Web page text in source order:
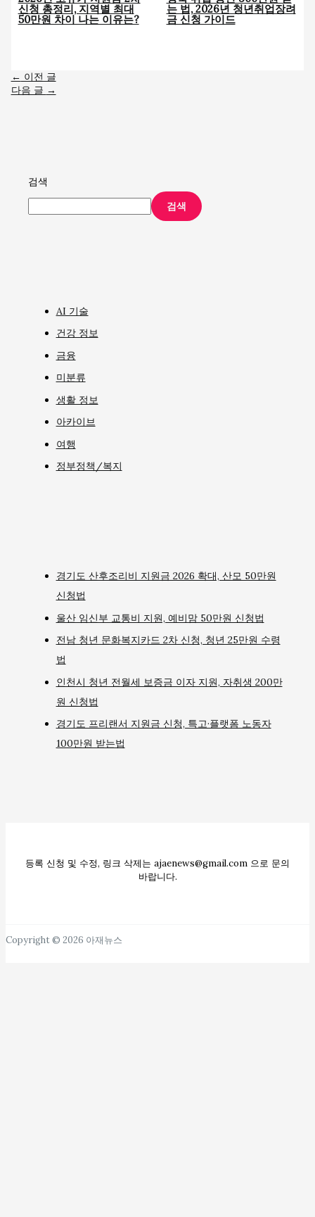
신청 총정리, 지역별 최대
50만원 차이 나는 이유는?
는 법, 2026년 청년취업장려
금 신청 가이드
← 이전 글
다음 글 →
검색
검색
AI 기술
건강 정보
금융
미분류
생활 정보
아카이브
여행
정부정책/복지
경기도 산후조리비 지원금 2026 확대, 산모 50만원
신청법
울산 임신부 교통비 지원, 예비맘 50만원 신청법
전남 청년 문화복지카드 2차 신청, 청년 25만원 수령
법
인천시 청년 전월세 보증금 이자 지원, 자취생 200만
원 신청법
경기도 프리랜서 지원금 신청, 특고·플랫폼 노동자
100만원 받는법
등록 신청 및 수정, 링크 삭제는 ajaenews@gmail.com 으로 문의
바랍니다.
Copyright © 2026 아재뉴스